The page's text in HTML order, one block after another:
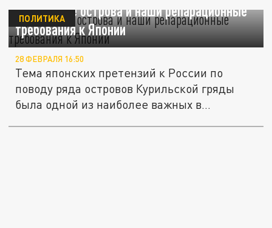
Курильские острова и наши репарационные
требования к Японии
ПОЛИТИКА
28 ФЕВРАЛЯ 16:50
Тема японских претензий к России по
поводу ряда островов Курильской гряды
была одной из наиболее важных в...